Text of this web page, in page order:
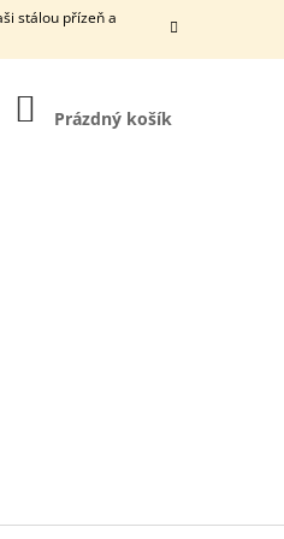
stálou přízeň a
NÁKUPNÍ
KOŠÍK
Prázdný košík